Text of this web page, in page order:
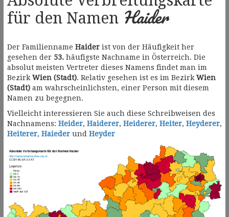
für den Namen Haider
Der Familienname Haider ist von der Häufigkeit her
gesehen der 53. häufigste Nachname in Österreich. Die
absolut meisten Vertreter dieses Namens findet man im
Bezirk Wien (Stadt). Relativ gesehen ist es im Bezirk Wien
(Stadt) am wahrscheinlichsten, einer Person mit diesem
Namen zu begegnen.
Vielleicht interessieren Sie auch diese Schreibweisen des
Nachnamens: Heider, Haiderer, Heiderer, Heiter, Heyderer,
Heiterer, Haieder und Heyder